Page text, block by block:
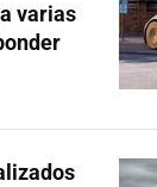
varias